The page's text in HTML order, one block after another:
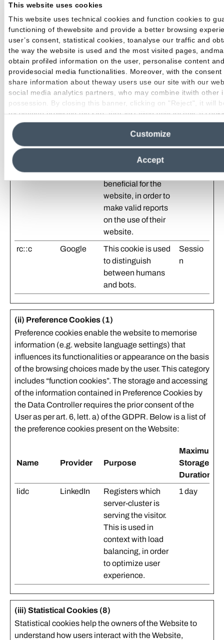
This website uses cookies
This website uses technical cookies and function cookies to
functioning of thewebsite and provide a better browsing
user’s consent, statistical cookies, toanalyse our traffic and
the way the website is used and the most visited pages,
obtain profiled information on the user, personalise content
providesocial media functionalities. Moreover, with the
share information about theway users use our site with our
social media analytics partners, who may combine itwith other
possession. By closing this banner, clicking on "Reject", it will
tocontinue browsing the site after installing only technical
information see theCookie Policy.
Accept
Customize
is_eu Pinterest
whether the user is
located within the
EU and therefore is
subject to EU's data
privacy regulations.
n
li_gc LinkedIn
Stores the user's
cookie consent
state for the current
180
days
This cookie is used
to distinguish
between humans
and bots. This is
beneficial for the
website, in order to
make valid reports
on the use of their
website.
ent
rc::c Google
This cookie is used
to distinguish
between humans
and bots.
Sessio
n
(ii) Preference Cookies (1)
Preference cookies enable the website to memorise
information (e.g. website language settings) that
influences its functionalities or appearance on the basis
of the browsing choices made by the user. This category
includes “function cookies”. The storage and accessing
of the information contained in Preference Cookies by
the Data Controller requires the prior consent of the
User as per art. 6, lett. a) of the GDPR. Below is a list of
the preference cookies present on the Website:
Name Provider Purpose
Maximum
Storage
Duration
lidc
LinkedIn
Registers which
server-cluster is
serving the visitor.
This is used in
context with load
balancing, in order
to optimize user
experience.
1 day
(iii) Statistical Cookies (8)
Statistical cookies help the owners of the Website to
understand how users interact with the Website,